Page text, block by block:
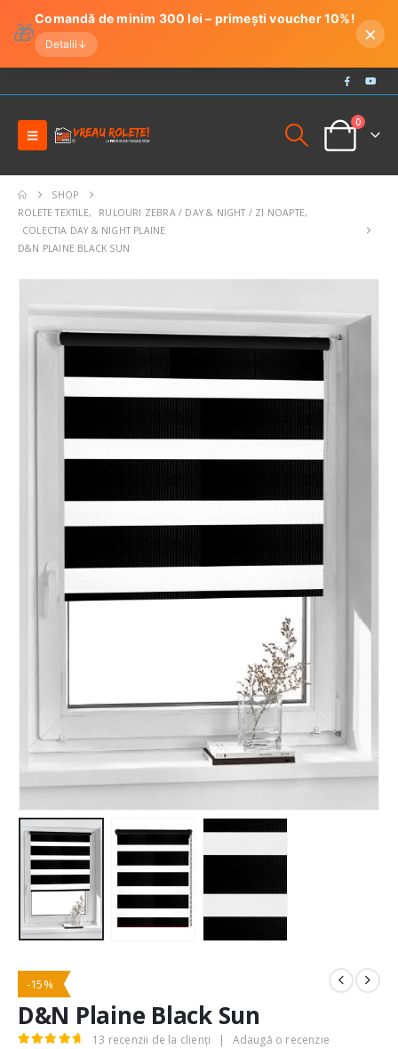
🎁
Comandă de minim 300 lei – primești voucher 10%!
Detalii ↓ ×
0
SHOP
ROLETE TEXTILE, RULOURI ZEBRA / DAY & NIGHT / ZI NOAPTE,
COLECTIA DAY & NIGHT PLAINE
D&N PLAINE BLACK SUN
-15%
D&N Plaine Black Sun
13 recenzii de la clienți Adaugă o recenzie